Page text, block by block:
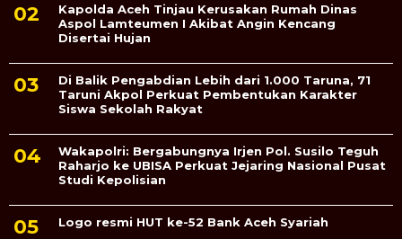
Kapolda Aceh Tinjau Kerusakan Rumah Dinas
Aspol Lamteumen I Akibat Angin Kencang
Disertai Hujan
Di Balik Pengabdian Lebih dari 1.000 Taruna, 71
Taruni Akpol Perkuat Pembentukan Karakter
Siswa Sekolah Rakyat
Wakapolri: Bergabungnya Irjen Pol. Susilo Teguh
Raharjo ke UBISA Perkuat Jejaring Nasional Pusat
Studi Kepolisian
Logo resmi HUT ke-52 Bank Aceh Syariah